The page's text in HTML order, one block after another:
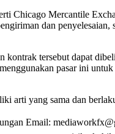
Chicago Mercantile
dan
tersebut dapat
pasar ini
arti yang sama dan
Email: